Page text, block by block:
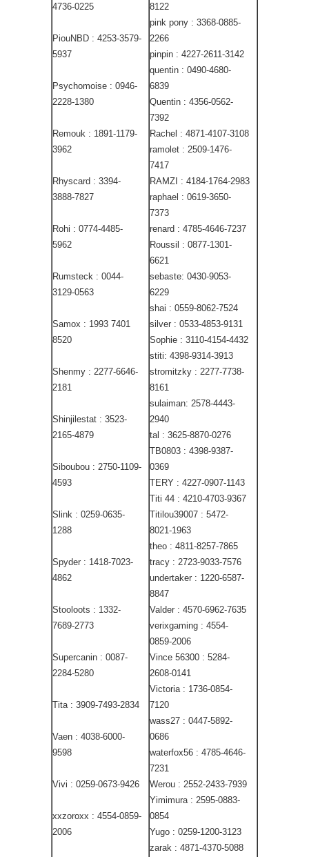
4736-0225
PiouNBD : 4253-3579-
5937
Psychomoise : 0946-
2228-1380
Remouk : 1891-1179-
3962
Rhyscard : 3394-
3888-7827
Rohi : 0774-4485-
5962
Rumsteck : 0044-
3129-0563
Samox : 1993 7401
8520
Shenmy : 2277-6646-
2181
Shinjilestat : 3523-
2165-4879
Siboubou : 2750-1109-
4593
Slink : 0259-0635-
1288
Spyder : 1418-7023-
4862
Stooloots : 1332-
7689-2773
Supercanin : 0087-
2284-5280
Tita : 3909-7493-2834
Vaen : 4038-6000-
9598
Vivi : 0259-0673-9426
xxzoroxx : 4554-0859-
2006
8122
pink pony : 3368-0885-
2266
pinpin : 4227-2611-3142
quentin : 0490-4680-
6839
Quentin : 4356-0562-
7392
Rachel : 4871-4107-3108
ramolet : 2509-1476-
7417
RAMZI : 4184-1764-2983
raphael : 0619-3650-
7373
renard : 4785-4646-7237
Roussil : 0877-1301-
6621
sebaste: 0430-9053-
6229
shai : 0559-8062-7524
silver : 0533-4853-9131
Sophie : 3110-4154-4432
stiti: 4398-9314-3913
stromitzky : 2277-7738-
8161
sulaiman: 2578-4443-
2940
tal : 3625-8870-0276
TB0803 : 4398-9387-
0369
TERY : 4227-0907-1143
Titi 44 : 4210-4703-9367
Titilou39007 : 5472-
8021-1963
theo : 4811-8257-7865
tracy : 2723-9033-7576
undertaker : 1220-6587-
8847
Valder : 4570-6962-7635
verixgaming : 4554-
0859-2006
Vince 56300 : 5284-
2608-0141
Victoria : 1736-0854-
7120
wass27 : 0447-5892-
0686
waterfox56 : 4785-4646-
7231
Werou : 2552-2433-7939
Yimimura : 2595-0883-
0854
Yugo : 0259-1200-3123
zarak : 4871-4370-5088